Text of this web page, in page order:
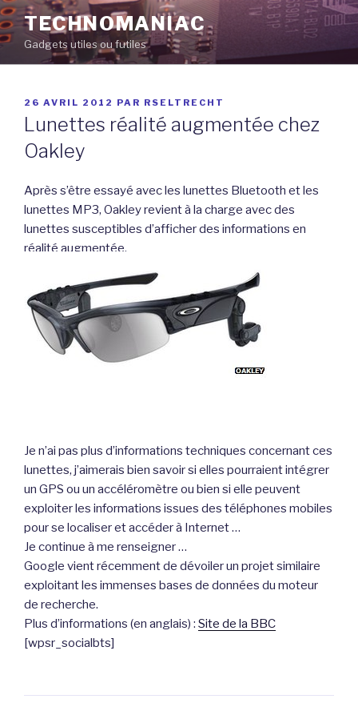
Aller
au
contenu
principal
TECHNOMANIAC
Gadgets utiles ou futiles
PUBLIÉ
LE
26 AVRIL 2012 PAR RSELTRECHT
Lunettes réalité augmentée chez
Oakley
Après s’être essayé avec les lunettes Bluetooth et les
lunettes MP3, Oakley revient à la charge avec des
lunettes susceptibles d’afficher des informations en
réalité augmentée.
Je n’ai pas plus d’informations techniques concernant ces
lunettes, j’aimerais bien savoir si elles pourraient intégrer
un GPS ou un accéléromètre ou bien si elle peuvent
exploiter les informations issues des téléphones mobiles
pour se localiser et accéder à Internet …
Je continue à me renseigner …
Google vient récemment de dévoiler un projet similaire
exploitant les immenses bases de données du moteur
de recherche.
Plus d’informations (en anglais) : Site de la BBC
[wpsr_socialbts]